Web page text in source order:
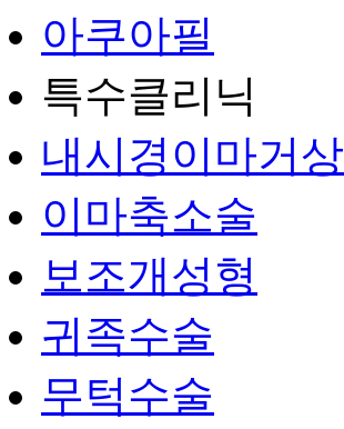
아쿠아필
특수클리닉
내시경이마거
이마축소술
보조개성형
귀족수술
무턱수술